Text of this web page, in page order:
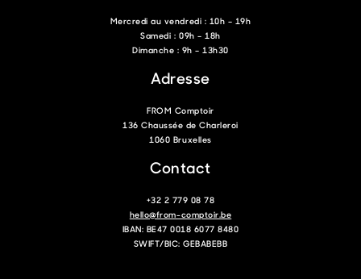
Mercredi au vendredi : 10h – 19h
Samedi : 09h – 18h
Dimanche : 9h – 13h30
Adresse
FROM Comptoir
136 Chaussée de Charleroi
1060 Bruxelles
Contact
+32 2 779 08 78
hello@from-comptoir.be
IBAN: BE47 0018 6077 8480
SWIFT/BIC: GEBABEBB